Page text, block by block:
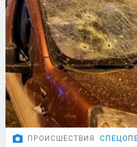
ПРОИСШЕСТВИЯ